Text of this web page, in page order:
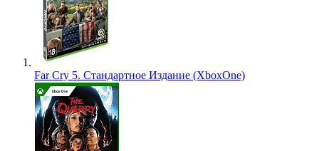
Far Cry 5. Стандартное Издание (XboxOne)